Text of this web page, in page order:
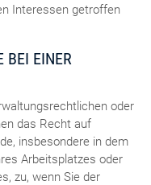
Interessen getroffen
BEI EINER
oder
das Recht auf
insbesondere in dem
Arbeitsplatzes oder
zu, wenn Sie der